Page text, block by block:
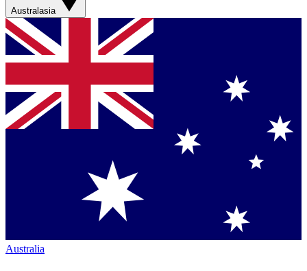
Australasia
Australia